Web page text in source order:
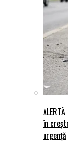
în
urgență